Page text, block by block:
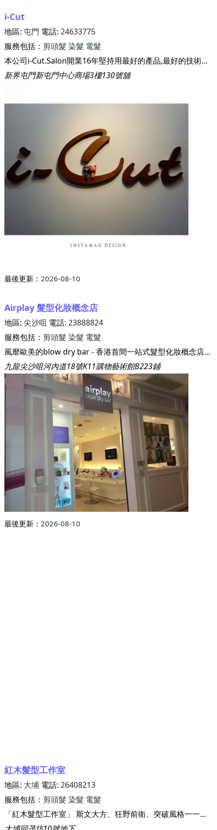
i-Cut
地區: 屯門 電話: 24633775
服務包括： 剪頭髮 染髮 電髮
本公司i-Cut.Salon開業16年堅持用最好的產品,最好的技術為愛美的客人提供專業的髮型,化妝,紋繡等多元化服務,令客人享受服務後,可以好自信咁行每一步. <本店設有剪髮服務、新娘化妝、姊妹化妝、日妝、晚妝、高清槍化妝、臺式化妝、外影化妝服務、個人化妝課程、初級新娘化妝課程、專業新娘化妝課程、紋繡及修眉服務...>
新界屯門新屯門中心商場3樓130號舖
最後更新： 2026-08-10
Airplay 髮型化妝概念店
地區: 尖沙咀 電話: 23888824
服務包括： 剪頭髮 染髮 電髮
風靡歐美的blow dry bar - 香港首間一站式髮型化妝概念店。不剪不電不染, 只提供styling 服務, 毋須大費周章分别預約髮型化妝，讓airplay塑造適合您的髮式及妝容,不剪不電不染。整間blow dry bar 瀰漫着怡人芬芳。先由氣味帶您進入全天侯一站式造型新體驗！香港首間造型概念店 - airplay blow dry bar 已瘋靡一眾愛美之人。其旗艦店位於中環雲咸街，現擴展九龍尖沙咀K11及淺水灣the pulse, 令愛美風潮無地段限制。airplay K11分店更由意大利引進有按摩功能的shampoo station，再加上香薰shampoo shooters及頭部按摩，真真正正令您全身放鬆，享受airplay 度身訂造的尊貴體驗！不論任何場合，由宴會派對到婚宴造型，airplay 都悉心為您打造獨特髮式及妝容。一邊體驗以雞尾酒命名的signature styles，一邊品嘗精美甜點及free drinks, 美好時光由airplay 開始。中環旗艦店更提供各項主題派對如bridal shower, baby shower 及birthday party等包埸服務。讓airplay為一眾時尚女性提供全新hang out 好去處。
九龍尖沙咀河內道18號K11購物藝術館B223鋪
最後更新： 2026-08-10
紅木髮型工作室
地區: 大埔 電話: 26408213
服務包括： 剪頭髮 染髮 電髮
「紅木髮型工作室」 斯文大方、狂野前衛、突破風格一一為客設計出來！